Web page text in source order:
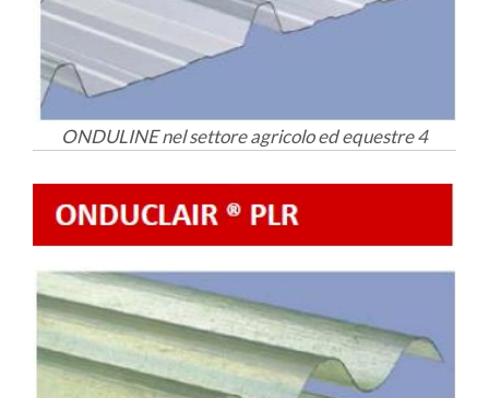
ONDULINE nel settore agricolo ed equestre 4